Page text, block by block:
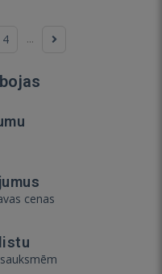
4 ...
cenas